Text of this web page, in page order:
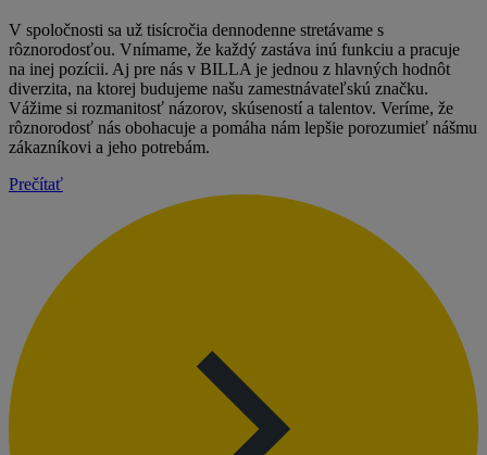
V spoločnosti sa už tisícročia dennodenne stretávame s
rôznorodosťou. Vnímame, že každý zastáva inú funkciu a pracuje
na inej pozícii. Aj pre nás v BILLA je jednou z hlavných hodnôt
diverzita, na ktorej budujeme našu zamestnávateľskú značku.
Vážime si rozmanitosť názorov, skúseností a talentov. Veríme, že
rôznorodosť nás obohacuje a pomáha nám lepšie porozumieť nášmu
zákazníkovi a jeho potrebám.
Prečítať